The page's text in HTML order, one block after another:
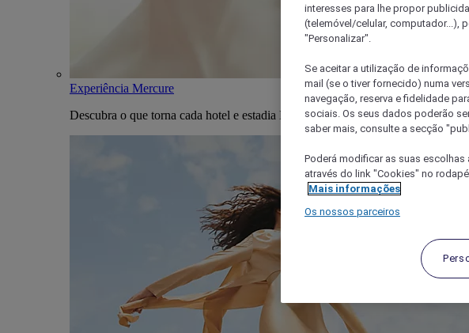
Experiência Mercure
Descubra o que torna cada hotel e estadia Mercure única
interesses para lhe propor
(telemóvel/celular, computador...),
"Personalizar".
Se aceitar a utilização de
mail (se o tiver fornecido) numa
navegação, reserva e fidelidade
sociais. Os seus dados poderão
saber mais, consulte a secção
Poderá modificar as suas
através do link "Cookies" no
Mais informações
Os nossos parceiros